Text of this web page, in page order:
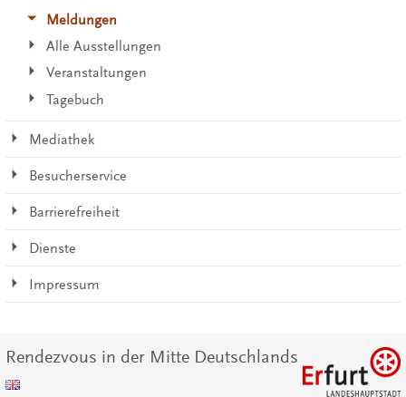
Meldungen
Alle Ausstellungen
Veranstaltungen
Tagebuch
Mediathek
Besucherservice
Barrierefreiheit
Dienste
Impressum
Rendezvous in der Mitte Deutschlands